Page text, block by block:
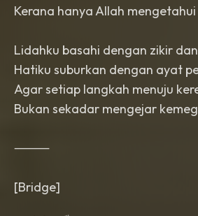
Kerana hanya Allah
Lidahku basahi dengan zikir
Hatiku suburkan dengan ayat
Agar setiap langkah menuju
Bukan sekadar mengejar
⸻
[Bridge]